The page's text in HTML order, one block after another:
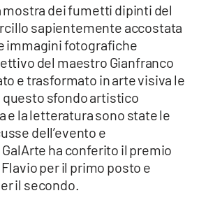
mostra dei fumetti dipinti del
sapientemente accostata
immagini fotografiche
del maestro Gianfranco
e trasformato in arte visiva le
questo sfondo artistico
e la letteratura sono state le
dell’evento e
GalArte ha conferito il premio
per il primo posto e
il secondo.